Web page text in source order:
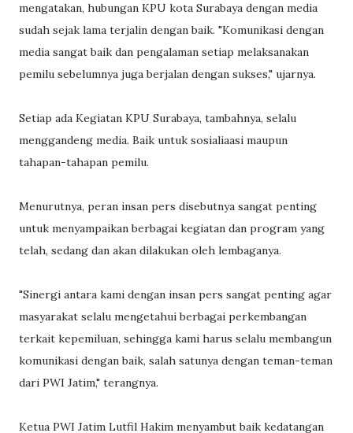
mengatakan, hubungan KPU kota Surabaya dengan media
sudah sejak lama terjalin dengan baik. "Komunikasi dengan
media sangat baik dan pengalaman setiap melaksanakan
pemilu sebelumnya juga berjalan dengan sukses," ujarnya.
Setiap ada Kegiatan KPU Surabaya, tambahnya, selalu
menggandeng media. Baik untuk sosialiaasi maupun
tahapan-tahapan pemilu.
Menurutnya, peran insan pers disebutnya sangat penting
untuk menyampaikan berbagai kegiatan dan program yang
telah, sedang dan akan dilakukan oleh lembaganya.
"Sinergi antara kami dengan insan pers sangat penting agar
masyarakat selalu mengetahui berbagai perkembangan
terkait kepemiluan, sehingga kami harus selalu membangun
komunikasi dengan baik, salah satunya dengan teman-teman
dari PWI Jatim," terangnya.
Ketua PWI Jatim Lutfil Hakim menyambut baik kedatangan